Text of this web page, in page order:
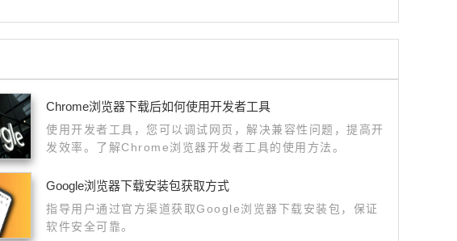
Chrome浏览器下载后如何使用开发者工具
使用开发者工具，您可以调试网页，解决兼容性问题，提高开
发效率。了解Chrome浏览器开发者工具的使用方法。
Google浏览器下载安装包获取方式
指导用户通过官方渠道获取Google浏览器下载安装包，保证
软件安全可靠。